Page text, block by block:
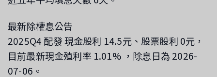
最新除權息公告
2025Q4 配發 現金股利 14.5元、股票股利 0元，
目前最新現金殖利率 1.01% ，除息日為 2026-
07-06 。